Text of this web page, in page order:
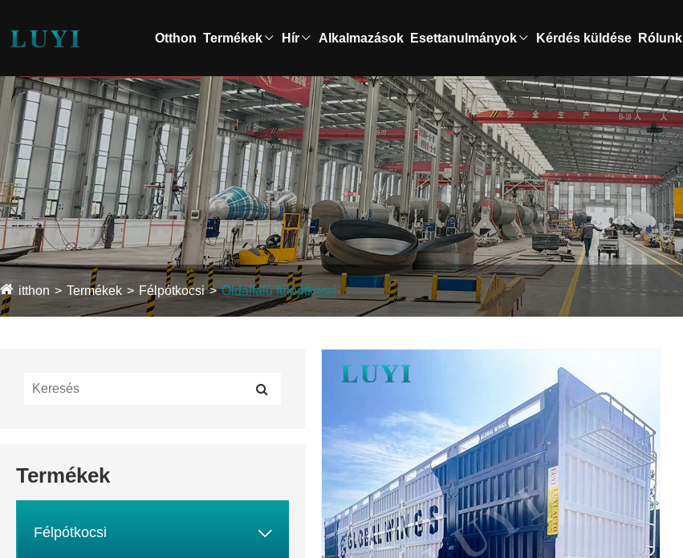
Otthon Termékek Hír Alkalmazások Esettanulmányok Kérdés küldése Rólunk
itthon Termékek Félpótkocsi Oldalfalú félpótkocsi
Termékek
Félpótkocsi 